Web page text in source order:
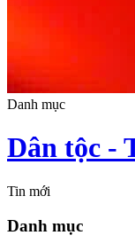
Danh mục
Dân tộc -
Tin mới
Danh mục